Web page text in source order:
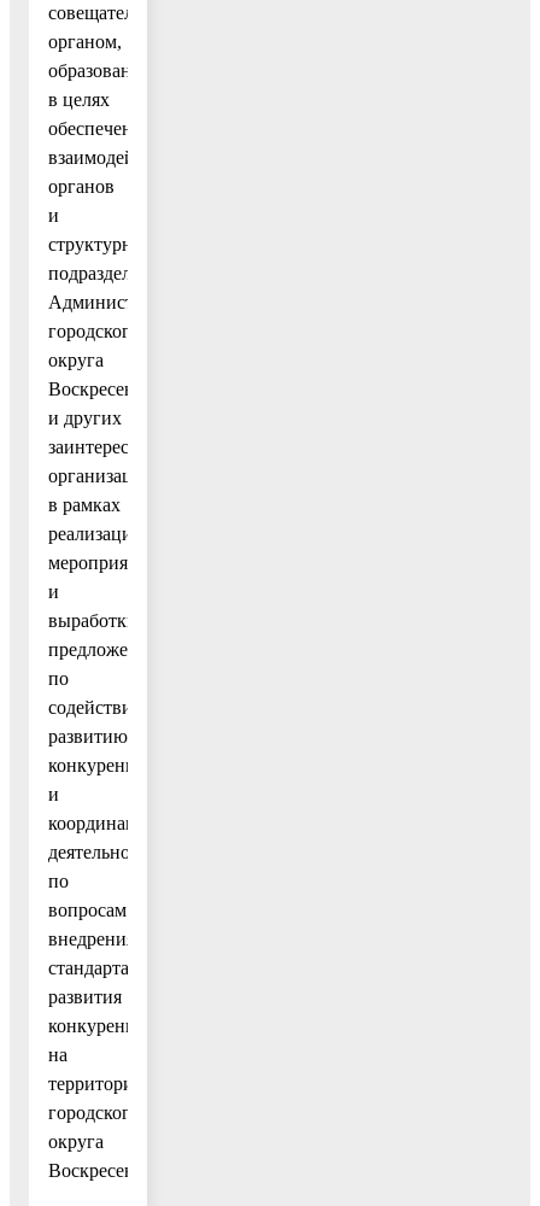
совещательным
органом,
образованным
в целях
обеспечения
взаимодействия
органов
и
структурных
подразделений
Администрации
городского
округа
Воскресенск
и других
заинтересованных
организаций
в рамках
реализации
мероприятий
и
выработки
предложений
по
содействию
развитию
конкуренции
и
координации
деятельности
по
вопросам
внедрения
стандарта
развития
конкуренции
на
территории
городского
округа
Воскресенск.